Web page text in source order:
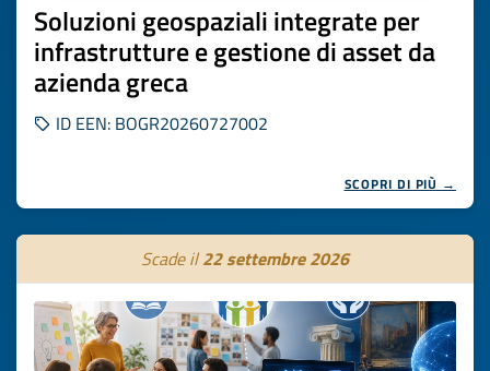
Soluzioni geospaziali integrate per
infrastrutture e gestione di asset da
azienda greca
ID EEN: BOGR20260727002
SCOPRI DI PIÙ →
Scade il22 settembre 2026